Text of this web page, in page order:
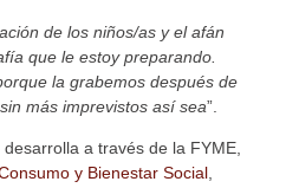
de los niños/as y el afán
que le estoy preparando.
la grabemos después de
más imprevistos así sea”.
a través de la FYME,
y Bienestar Social,